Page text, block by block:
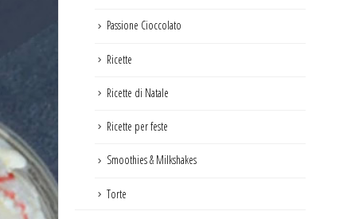
Passione Cioccolato
Ricette
Ricette di Natale
Ricette per feste
Smoothies & Milkshakes
Torte